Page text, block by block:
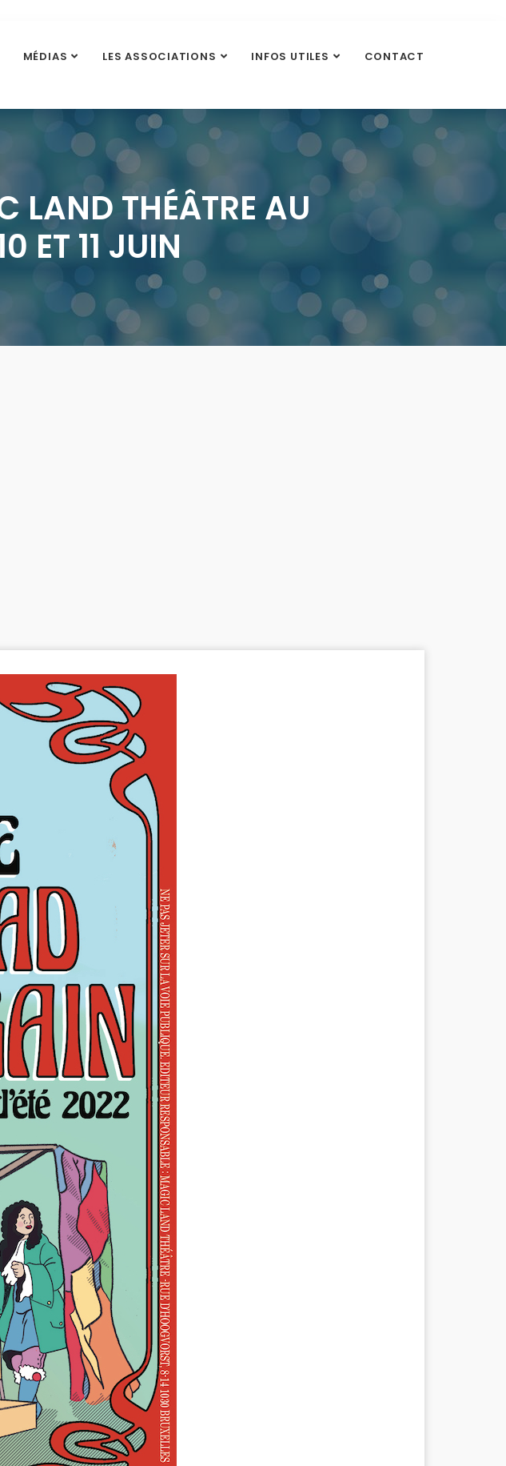
MÉDIAS LES ASSOCIATIONS INFOS UTILES CONTACT
LAND THÉÂTRE AU
ET 11 JUIN